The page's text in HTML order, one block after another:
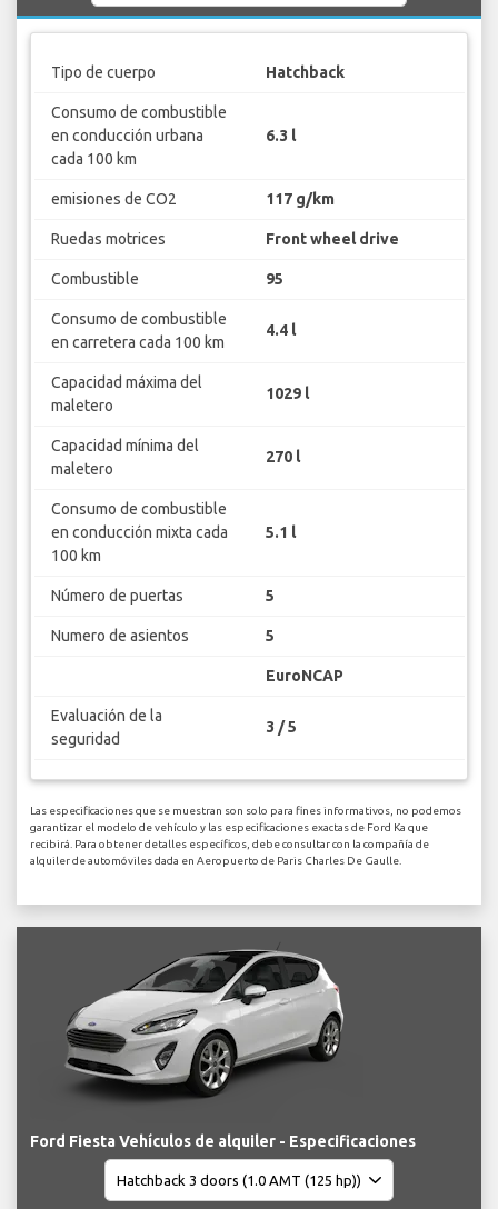
Tipo de cuerpo Hatchback
Consumo de combustible
en conducción urbana
cada 100 km
6.3 l
emisiones de CO2 117 g/km
Ruedas motrices Front wheel drive
Combustible 95
Consumo de combustible
en carretera cada 100 km
4.4 l
Capacidad máxima del
maletero
1029 l
Capacidad mínima del
maletero
270 l
Consumo de combustible
en conducción mixta cada
100 km
5.1 l
Número de puertas 5
Numero de asientos 5
EuroNCAP
Evaluación de la
seguridad
3 / 5
Las especificaciones que se muestran son solo para fines informativos, no podemos
garantizar el modelo de vehículo y las especificaciones exactas de Ford Ka que
recibirá. Para obtener detalles específicos, debe consultar con la compañía de
alquiler de automóviles dada en Aeropuerto de Paris Charles De Gaulle.
Ford Fiesta Vehículos de alquiler - Especificaciones